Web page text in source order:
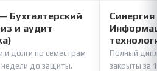
Бухгалтерский
и аудит
и долги по семестрам
недели до защиты.
Полный
закрыты за